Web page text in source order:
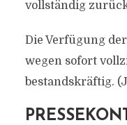
vollständig
Die Verfügung
wegen sofort
bestandskräftig.